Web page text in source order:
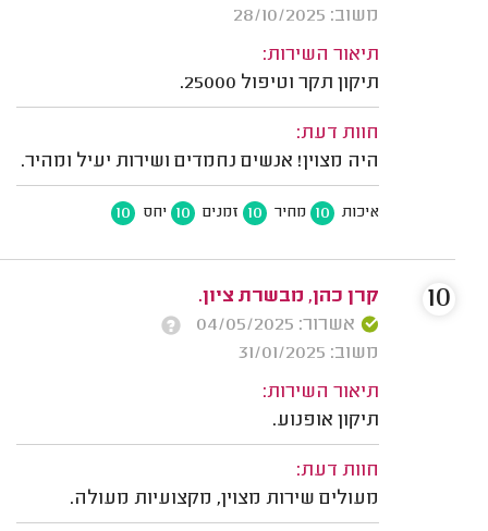
משוב: 28/10/2025
תיאור השירות:
תיקון תקר וטיפול 25000.
חוות דעת:
היה מצוין! אנשים נחמדים ושירות יעיל ומהיר.
איכות 10 מחיר 10 זמנים 10 יחס 10
קרן כהן, מבשרת ציון.
אשרור: 04/05/2025
משוב: 31/01/2025
תיאור השירות:
תיקון אופנוע.
חוות דעת:
מעולים שירות מצוין, מקצועיות מעולה.
10